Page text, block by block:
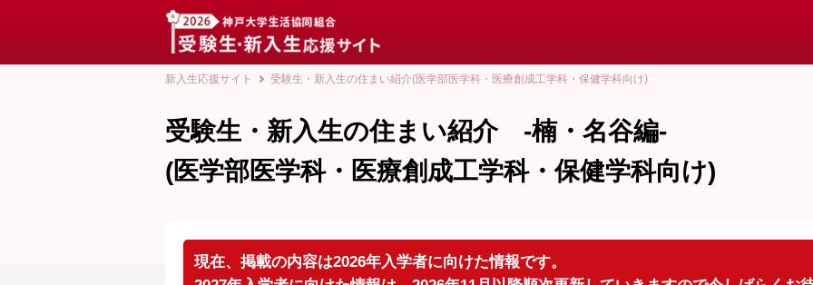
新入生応援サイト 受験生・新入生の住まい紹介(医学部医学科・医療創成工学科・保健学科向け)
受験生・新入生の住まい紹介 -楠・名谷編-
(医学部医学科・医療創成工学科・保健学科向け)
現在、掲載の内容は2026年入学者に向けた情報です。